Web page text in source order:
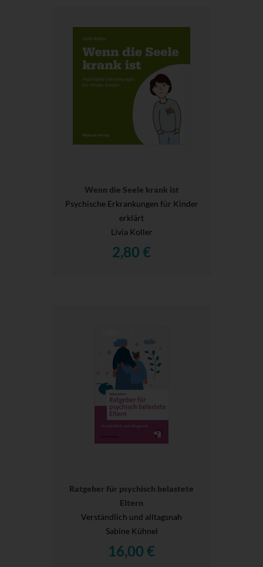
Wenn die Seele krank ist
Psychische Erkrankungen für Kinder
erklärt
Livia Koller
2,80 €
Ratgeber für psychisch belastete
Eltern
Verständlich und alltagsnah
Sabine Kühnel
16,00 €